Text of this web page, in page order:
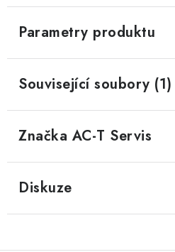
Parametry produktu
Související soubory (1)
Značka AC-T Servis
Diskuze